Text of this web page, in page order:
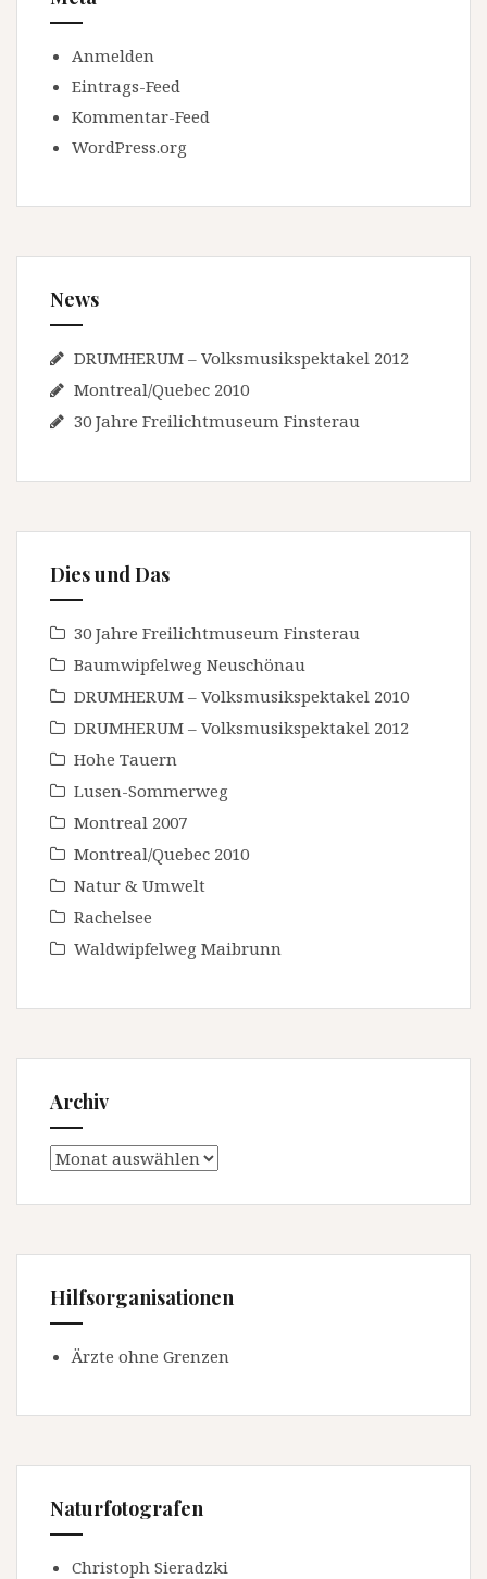
Anmelden
Eintrags-Feed
Kommentar-Feed
WordPress.org
News
DRUMHERUM – Volksmusikspektakel 2012
Montreal/Quebec 2010
30 Jahre Freilichtmuseum Finsterau
Dies und Das
30 Jahre Freilichtmuseum Finsterau
Baumwipfelweg Neuschönau
DRUMHERUM – Volksmusikspektakel 2010
DRUMHERUM – Volksmusikspektakel 2012
Hohe Tauern
Lusen-Sommerweg
Montreal 2007
Montreal/Quebec 2010
Natur & Umwelt
Rachelsee
Waldwipfelweg Maibrunn
Archiv
Archiv
Hilfsorganisationen
Ärzte ohne Grenzen
Naturfotografen
Christoph Sieradzki